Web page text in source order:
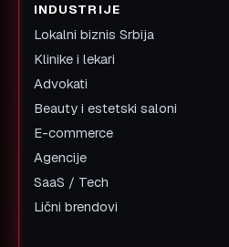
INDUSTRIJE
Lokalni biznis Srbija
Klinike i lekari
Advokati
Beauty i estetski saloni
E-commerce
Agencije
SaaS / Tech
Lični brendovi